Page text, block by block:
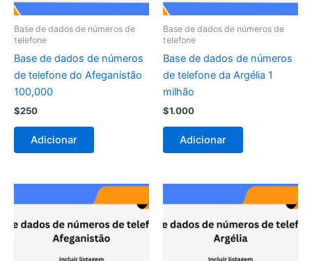
Base de dados de números de
telefone
Base de dados de números
de telefone do Afeganistão
100,000
$250
Adicionar
Base de dados de números de
telefone
Base de dados de números
de telefone da Argélia 1
milhão
$1.000
Adicionar